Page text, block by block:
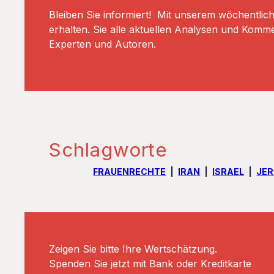
Bleiben Sie informiert! Mit unserem
erhalten. Sie alle aktuellen Analysen und
Experten und Autoren.
Schlagworte
FRAUENRECHTE IRAN ISRAEL
Zeigen Sie bitte Ihre Wertschätzung.
Spenden Sie jetzt mit Bank oder Kreditkarte